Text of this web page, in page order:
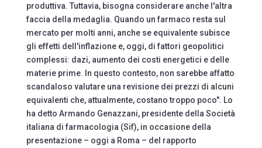
produttiva. Tuttavia, bisogna considerare anche l'altra
faccia della medaglia. Quando un farmaco resta sul
mercato per molti anni, anche se equivalente subisce
gli effetti dell'inflazione e, oggi, di fattori geopolitici
complessi: dazi, aumento dei costi energetici e delle
materie prime. In questo contesto, non sarebbe affatto
scandaloso valutare una revisione dei prezzi di alcuni
equivalenti che, attualmente, costano troppo poco". Lo
ha detto Armando Genazzani, presidente della Società
italiana di farmacologia (Sif), in occasione della
presentazione – oggi a Roma – del rapporto